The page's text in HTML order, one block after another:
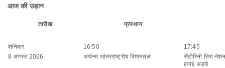
आज की उड़ान
तारीख प्रस्थान
शनिवार
8 अगस्त 2026
16:50
अथेन्स आंतरराष्ट्रीय विमानतळ
17:45
सेंटोरिनी तिरा
हवाई अड्डे